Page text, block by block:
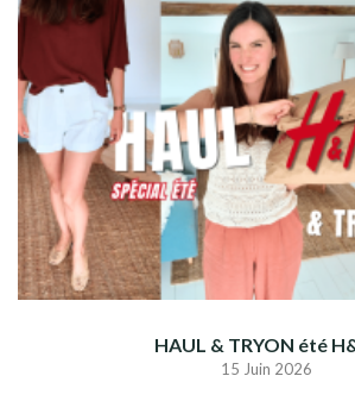
HAUL & TRYON été
15 Juin 2026